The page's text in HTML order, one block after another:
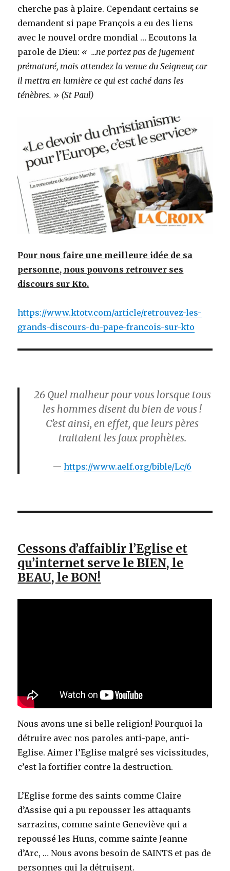
cherche pas à plaire. Cependant certains se
demandent si pape François a eu des liens
avec le nouvel ordre mondial … Ecoutons la
parole de Dieu: « …ne portez pas de jugement
prématuré, mais attendez la venue du Seigneur, car
il mettra en lumière ce qui est caché dans les
ténèbres. » (St Paul)
Pour nous faire une meilleure idée de sa
personne, nous pouvons retrouver ses
discours sur Kto.
https://www.ktotv.com/article/retrouvez-les-
grands-discours-du-pape-francois-sur-kto
26Quel malheur pour vous lorsque tous
les hommes disent du bien de vous !
C’est ainsi, en effet, que leurs pères
traitaient les faux prophètes.
https://www.aelf.org/bible/Lc/6
Cessons d’affaiblir l’Eglise et
qu’internet serve le BIEN, le
BEAU, le BON!
Nous avons une si belle religion! Pourquoi la
détruire avec nos paroles anti-pape, anti-
Eglise. Aimer l’Eglise malgré ses vicissitudes,
c’est la fortifier contre la destruction.
L’Eglise forme des saints comme Claire
d’Assise qui a pu repousser les attaquants
sarrazins, comme sainte Geneviève qui a
repoussé les Huns, comme sainte Jeanne
d’Arc, … Nous avons besoin de SAINTS et pas de
personnes qui la détruisent.